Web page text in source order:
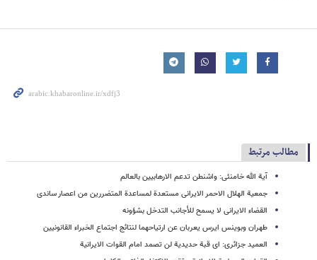
مطالب مرتبط
آیة الله خامنئی: واشنطن تدعم الارهابیین بالعالم
جمعیة الهلال الاحمر الایرانی مستعدة لمساعدة المتضررین من اعصار ساندی
القضاء الایرانی لا یسمح للأجانب التدخل بشؤونه
طهران وبوینس ایرس یعربان عن ارتیاحهما لنتائج اجتماع الخبراء القانونیین
العمید جزائری: ای قبة حدیدیة لن تصمد امام القوات الایرانیة